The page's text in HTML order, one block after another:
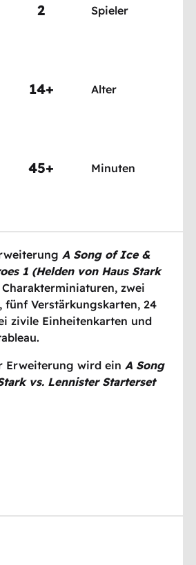
2 Spieler
14+ Alter
45+ Minuten
A Song of Ice &
1 (Helden von Haus Stark
zwei
fünf Verstärkungskarten, 24
zivile Einheitenkarten und
Erweiterung wird ein A Song
vs. Lennister Starterset